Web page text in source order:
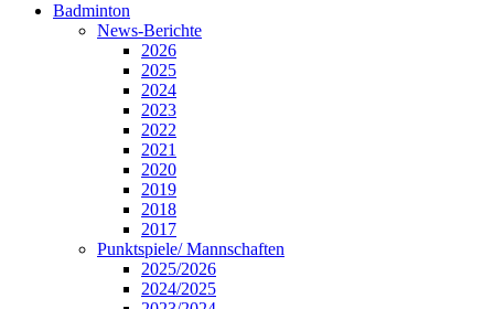
Badminton
News-Berichte
2026
2025
2024
2023
2022
2021
2020
2019
2018
2017
Punktspiele/ Mannschaften
2025/2026
2024/2025